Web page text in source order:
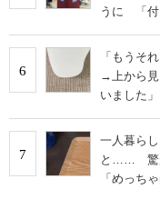
うに 「付
6
「もうそ
→上から
いました
7
一人暮ら
と…… 驚が
「めっち